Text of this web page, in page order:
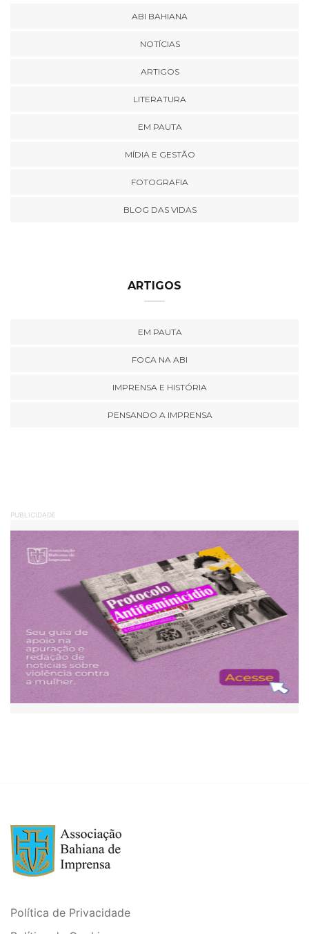
ABI BAHIANA
NOTÍCIAS
ARTIGOS
LITERATURA
EM PAUTA
MÍDIA E GESTÃO
FOTOGRAFIA
BLOG DAS VIDAS
ARTIGOS
EM PAUTA
FOCA NA ABI
IMPRENSA E HISTÓRIA
PENSANDO A IMPRENSA
PUBLICIDADE
Política de Privacidade